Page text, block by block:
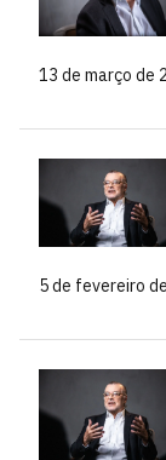
13 de março de
5 de fevereiro